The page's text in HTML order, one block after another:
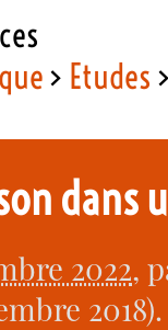
> Etudes
dans
2022,
2018).